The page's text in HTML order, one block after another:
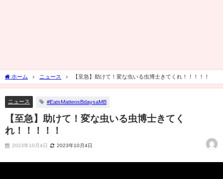
ホーム ニュース 【至急】助けて！変な虫いる虫博士きてくれ！！！！！
ニュース #EatsMatteosBdaysaMB
【至急】助けて！変な虫いる虫博士きてく
れ！！！！！
2023年10月4日 2023年10月4日